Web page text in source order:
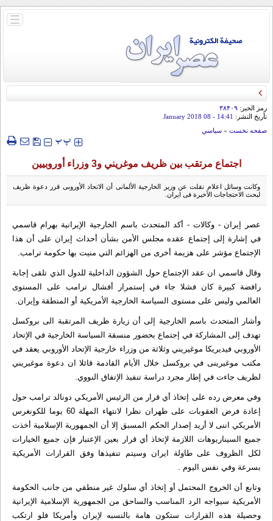
باز
رمز الخبر: ۳۸۴۰۹
تأريخ النشر: 14:41
- 08 January 2018
صفحه نخست » سياسي
‍‍‍ پپ
اجتماع مرتقب بین ظريف موغريني و3 وزراء أوروبيين
وكانت وسائل اعلام نقلت عن وزير الخارجية الألمانى أن الاتحاد الأوروبى قرر دعوة ظريف
لبحث الاحتجاجات الأخيرة فى ايران.
عصر إيران - وكالات - أکد المتحدث باسم الخارجیة الإيرانية بهرام قاسمي
في إشارة إلی إجتماع عقده مجلس الأمن بشأن أحداث إيران علی أن هذا
الإجتماع مؤشر علی هزیمة أخری من الهزائم التي منیت بها حکومة ترامب.
وقال قاسمي ان عقد الإجتماع حول الشؤون الداخلیة للدول الذي تلقی إجابة
رافضة کبیرة کان فشلا جاء في إستمرار أفشال ترامب علی المستوی
العالمي ولیس علی مستوی السیاسة الخارجیة الأمریکیة أو المنطقة وإيران.
وأشار المتحدث باسم الخارجیة إلی أن زیارة ظریف المرتقبة الى بروكسل
تهدف إلی المشارکة في إجتماع بحضور منسقة السیاسة الخارجیة في الإتحاد
الأوروبي فیدیریکا موغیریني وثلاثة من وزراء خارجیة الإتحاد الأوروبي یعقد في
مکتب موغیرینی في بروکسل خلال الأیام القادمة قائلا ان دعوة موغیریني
لظریف جاءت في إطار مجرد دراسة تنفیذ الإتفاق النووي.
وفي معرض رده علی إتخاذ أي قرار من الرئیس الأمریکي دونالد ترامب حول
إعادة فرض العقوبات علی طهران نظرا لانتهاء المهلة 60 یوما للکونغرس
الأمریکي اننی لا أرید إصدار الحکم المسبق إلا أن الجمهوریة الإسلامية أخذت
جمیع السیناریوهات اللازمة لإتخاذ أي قرار بعین الإعتبار فإن جمیع الخیارات
لکل الظروف علی طاولة ایران وسیتم تنفیذها وفق القرارات الأمریکیة
بسرعة وفي نفس الیوم .
وتابع أن الخروج المحتمل أو إتخاذ أي سلوك غير منطقي من جانب الحکومة
الأمریکیة سیواجه الرد المناسب والساحق من الجمهوریة الإسلامية الإيرانية
وحصیلة هذه القرارات ستکون هامة بالنسبه لإيران وأمریکا فلو ارتکب